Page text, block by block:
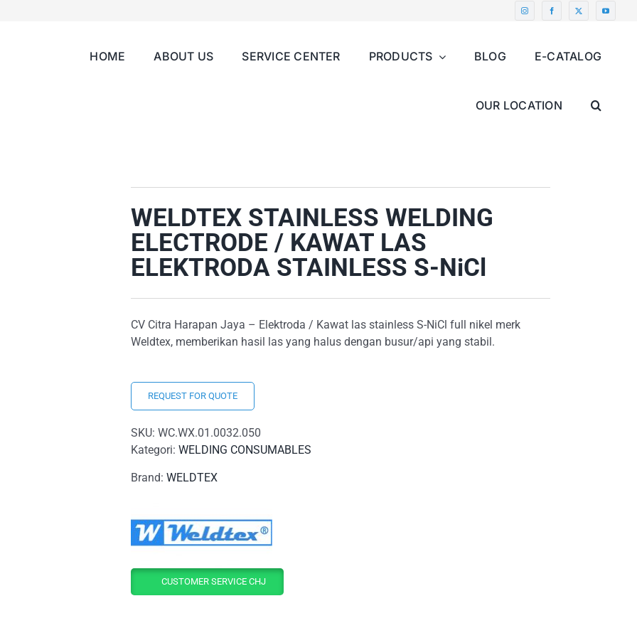
HOME ABOUT US SERVICE CENTER PRODUCTS BLOG E-CATALOG
OUR LOCATION
WELDTEX STAINLESS WELDING
ELECTRODE / KAWAT LAS
ELEKTRODA STAINLESS S-NiCl
CV Citra Harapan Jaya – Elektroda / Kawat las stainless S-NiCl full nikel merk
Weldtex, memberikan hasil las yang halus dengan busur/api yang stabil.
REQUEST FOR QUOTE
SKU: WC.WX.01.0032.050
Kategori: WELDING CONSUMABLES
Brand: WELDTEX
CUSTOMER SERVICE CHJ